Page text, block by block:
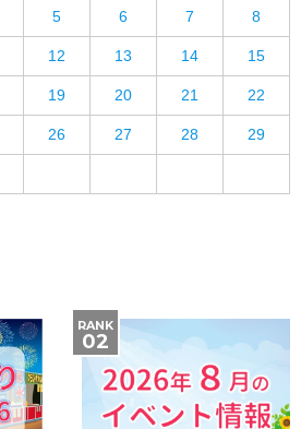
5 6 7 8
12 13 14 15
19 20 21 22
26 27 28 29